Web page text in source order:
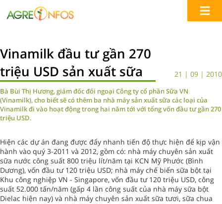
Vinamilk đầu tư gần 270
triệu USD sản xuất sữa
21 | 09 | 2010
Bà Bùi Thị Hương, giám đốc đối ngoại Công ty cổ phần Sữa VN
(Vinamilk), cho biết sẽ có thêm ba nhà máy sản xuất sữa các loại của
Vinamilk đi vào hoạt động trong hai năm tới với tổng vốn đầu tư gần 270
triệu USD.
Hiện các dự án đang được đẩy nhanh tiến độ thực hiện để kịp vận
hành vào quý 3-2011 và 2012, gồm có: nhà máy chuyên sản xuất
sữa nước công suất 800 triệu lít/năm tại KCN Mỹ Phước (Bình
Dương), vốn đầu tư 120 triệu USD; nhà máy chế biến sữa bột tại
Khu công nghiệp VN - Singapore, vốn đầu tư 120 triệu USD, công
suất 52.000 tấn/năm (gấp 4 lần công suất của nhà máy sữa bột
Dielac hiện nay) và nhà máy chuyên sản xuất sữa tươi, sữa chua